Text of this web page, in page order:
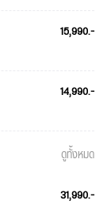
15,990.-
14,990.-
ดูทั้งหมด
31,990.-